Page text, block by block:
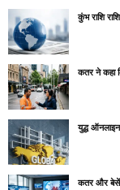
कुंभ राशि
कतर ने कहा
युद्ध
कतर और बेसेंट